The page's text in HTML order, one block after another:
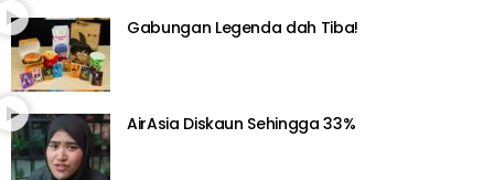
Gabungan Legenda dah Tiba!
AirAsia Diskaun Sehingga 33%